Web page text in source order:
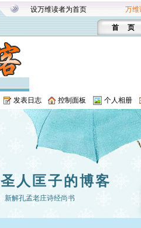
设万维读者为首页 万维
首 页
发表日志 控制面板 个人相册
人匡子的博客
新解孔孟老庄诗经尚书